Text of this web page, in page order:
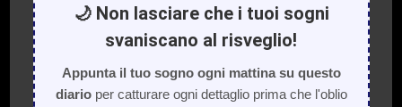
🌙 Non lasciare che i tuoi sogni
svaniscano al risveglio!
Appunta il tuo sogno ogni mattina su questo
diarioper catturare ogni dettaglio prima che l'oblio